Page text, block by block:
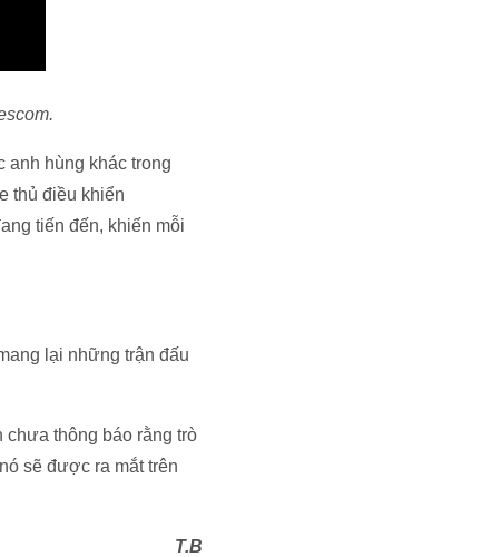
anh hùng khác trong
thủ điều khiển
tiến đến, khiến mỗi
lại những trận đấu
chưa thông báo rằng trò
sẽ được ra mắt trên
T.B